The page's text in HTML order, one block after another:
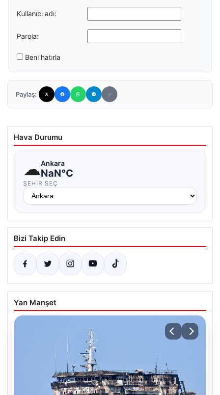
Kullanıcı adı:
Parola:
Beni hatırla
Paylaş:
Hava Durumu
☁Ankara
NaN°C
ŞEHIR SEÇ
Bizi Takip Edin
Yan Manşet